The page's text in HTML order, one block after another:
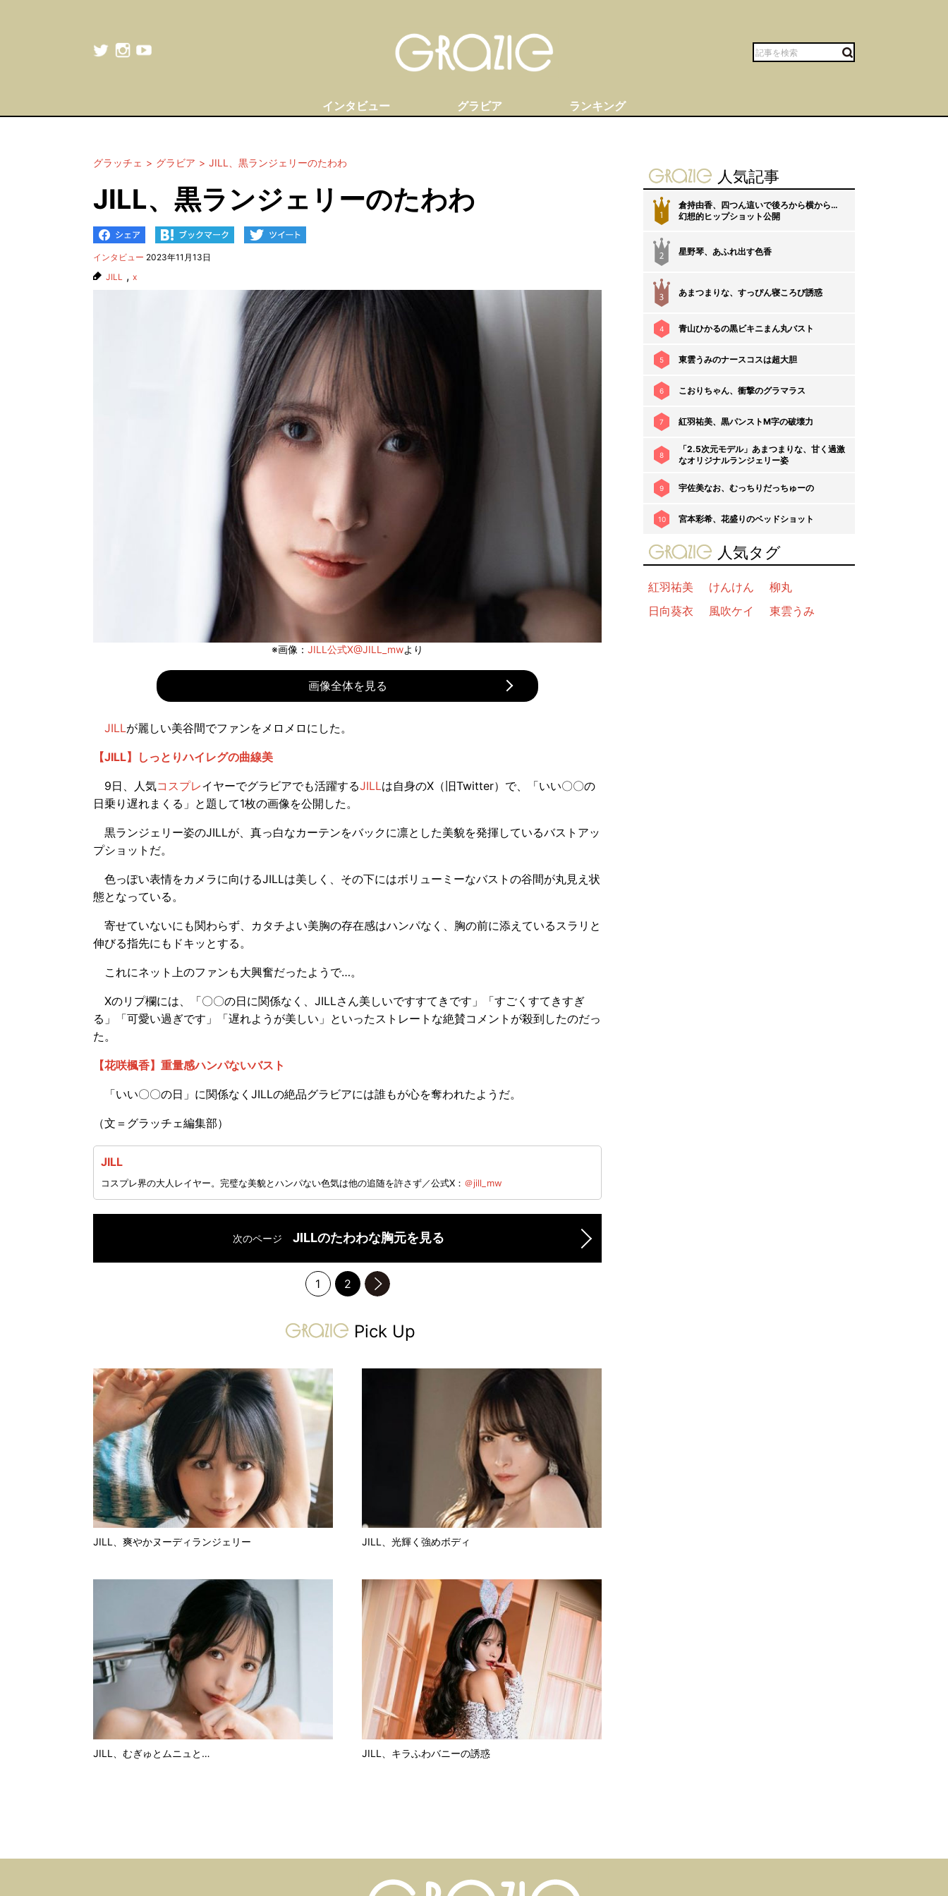
インタビュー グラビア ランキング
グラッチェ グラビア JILL、黒ランジェリーのたわわ
JILL、黒ランジェリーのたわわ
インタビュー 2023年11月13日
JILL
, x
※画像： JILL公式X@JILL_mwより
画像全体を見る
JILLが麗しい美谷間でファンをメロメロにした。
【JILL】しっとりハイレグの曲線美
9日、人気コスプレイヤーでグラビアでも活躍するJILLは自身のX（旧Twitter）で、「いい〇〇の
日乗り遅れまくる」と題して1枚の画像を公開した。
黒ランジェリー姿のJILLが、真っ白なカーテンをバックに凛とした美貌を発揮しているバストアッ
プショットだ。
色っぽい表情をカメラに向けるJILLは美しく、その下にはボリューミーなバストの谷間が丸見え状
態となっている。
寄せていないにも関わらず、カタチよい美胸の存在感はハンパなく、胸の前に添えているスラリと
伸びる指先にもドキッとする。
これにネット上のファンも大興奮だったようで…。
Xのリプ欄には、「〇〇の日に関係なく、JILLさん美しいですすてきです」「すごくすてきすぎ
る」「可愛い過ぎです」「遅れようが美しい」といったストレートな絶賛コメントが殺到したのだっ
た。
【花咲楓香】重量感ハンパないバスト
「いい〇〇の日」に関係なくJILLの絶品グラビアには誰もが心を奪われたようだ。
（文＝グラッチェ編集部）
JILL
コスプレ界の大人レイヤー。完璧な美貌とハンパない色気は他の追随を許さず／公式X： ＠jill_mw
次のページ JILLのたわわな胸元を見る
1 2
次のページへ
gravure-grazie
Pick Up
JILL、爽やかヌーディランジェリー JILL、光輝く強めボディ
JILL、むぎゅとムニュと… JILL、キラふわバニーの誘惑
gravure-grazie
人気記事
1
倉持由香、四つん這いで後ろから横から…
幻想的ヒップショット公開
星野琴、あふれ出す色香
あまつまりな、すっぴん寝ころび誘惑
4 青山ひかるの黒ビキニまん丸バスト
5 東雲うみのナースコスは超大胆
6 こおりちゃん、衝撃のグラマラス
7 紅羽祐美、黒パンストM字の破壊力
8
「2.5次元モデル」あまつまりな、甘く過激
なオリジナルランジェリー姿
9 宇佐美なお、むっちりだっちゅーの
10 宮本彩希、花盛りのベッドショット
gravure-grazie
人気タグ
紅羽祐美 けんけん
柳丸
日向葵衣
風吹ケイ 東雲うみ